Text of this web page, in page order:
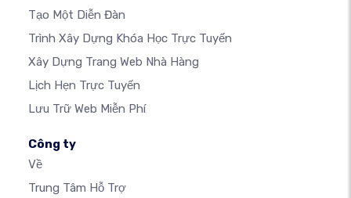
Tạo Một Diễn Đàn
Trình Xây Dựng Khóa Học Trực Tuyến
Xây Dựng Trang Web Nhà Hàng
Lịch Hẹn Trực Tuyến
Lưu Trữ Web Miễn Phí
Công ty
Về
Trung Tâm Hỗ Trợ